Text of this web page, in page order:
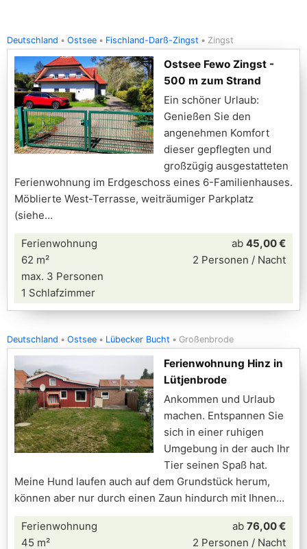
Deutschland Ostsee Fischland-Darß-Zingst Zingst
Ostsee Fewo Zingst -
500 m zum Strand
Ein schöner Urlaub:
Genießen Sie den
angenehmen Komfort
dieser gepflegten und
großzügig ausgestatteten
Ferienwohnung im Erdgeschoss eines 6-Familienhauses.
Möblierte West-Terrasse, weiträumiger Parkplatz
(siehe
Ferienwohnung
62 m²
max. 3 Personen
1 Schlafzimmer
ab 45,00 €
2 Personen / Nacht
Deutschland Ostsee Lübecker Bucht Großenbrode
Ferienwohnung Hinz in
Lütjenbrode
Ankommen und Urlaub
machen. Entspannen Sie
sich in einer ruhigen
Umgebung in der auch Ihr
Tier seinen Spaß hat.
Meine Hund laufen auch auf dem Grundstück herum,
können aber nur durch einen Zaun hindurch mit Ihnen
Ferienwohnung
45 m²
ab 76,00 €
2 Personen / Nacht